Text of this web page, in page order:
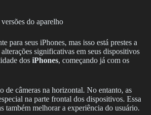
para seus iPhones, mas isso está prestes a
significativas em seus dispositivos
dos iPhones, começando já com os
de câmeras na horizontal. No entanto, as
na parte frontal dos dispositivos. Essa
também melhorar a experiência do usuário.